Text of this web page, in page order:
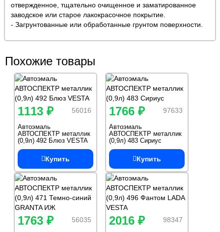
отвержденное, тщательно очищенное и заматированное
заводское или старое лакокрасочное покрытие.
- Загрунтованные или обработанные грунтом поверхности.
Похожие товары
56016
1113 ₽
Автоэмаль
АВТОСПЕКТР металлик
(0,9л) 492 Блюз VESTA
Купить
97633
1766 ₽
Автоэмаль
АВТОСПЕКТР металлик
(0,9л) 483 Сириус
Купить
56035
1763 ₽ 98347
2016 ₽